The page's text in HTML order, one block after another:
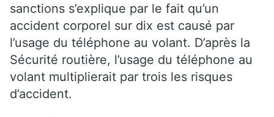
sanctions s’explique par le fait qu’un
accident corporel sur dix est causé par
l’usage du téléphone au volant. D’après la
Sécurité routière, l’usage du téléphone au
volant multiplierait par trois les risques
d’accident.